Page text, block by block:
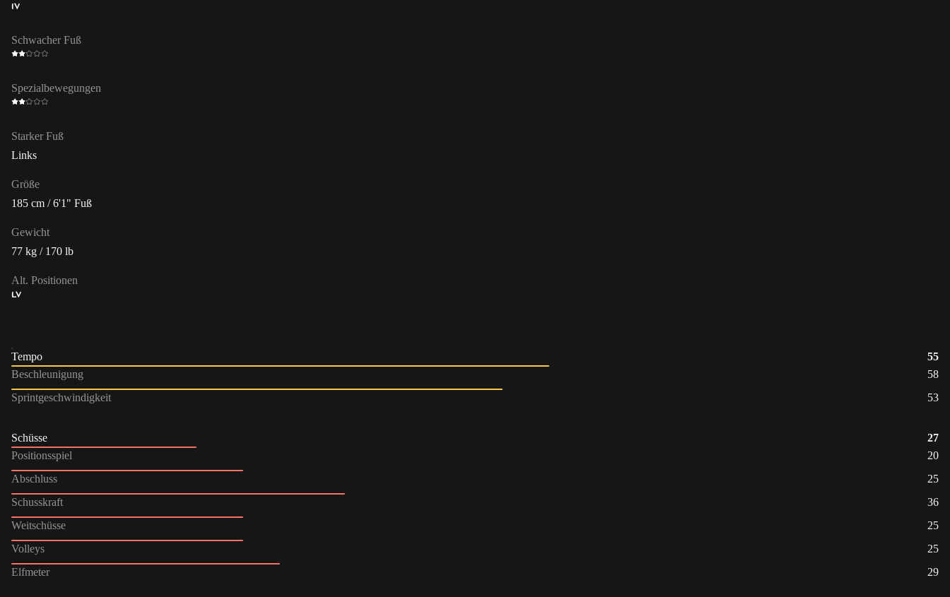
IV
Schwacher Fuß
Spezialbewegungen
Starker Fuß
Links
Größe
185 cm / 6'1" Fuß
Gewicht
77 kg / 170 lb
Alt. Positionen
LV
Tempo
55
Beschleunigung
58
Sprintgeschwindigkeit
53
Schüsse
27
Positionsspiel
20
Abschluss
25
Schusskraft
36
Weitschüsse
25
Volleys
25
Elfmeter
29